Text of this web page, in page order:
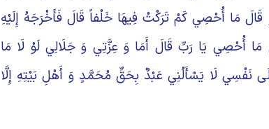
مَا أُحْصِي كَمْ تَرَكْتُ فِيهَا خَلْفاً قَالَ فَأَخْرَجَهُ إِلَيْهِ
أُحْصِي يَا رَبِّ قَالَ أَمَا وَ عِزَّتِي وَ جَلَالِي لَوْ لَا مَا
نَفْسِي لَا يَسْأَلُنِي عَبْدٌ بِحَقِّ مُحَمَّدٍ وَ أَهْلِ بَيْتِهِ إِلَّا